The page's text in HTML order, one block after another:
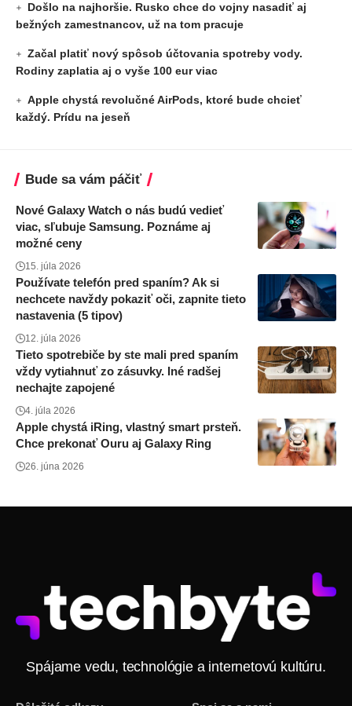
Došlo na najhoršie. Rusko chce do vojny nasadiť aj
bežných zamestnancov, už na tom pracuje
Začal platiť nový spôsob účtovania spotreby vody.
Rodiny zaplatia aj o vyše 100 eur viac
Apple chystá revolučné AirPods, ktoré bude chcieť
každý. Prídu na jeseň
Bude sa vám páčiť
Nové Galaxy Watch o nás budú vedieť
viac, sľubuje Samsung. Poznáme aj
možné ceny
15. júla 2026
Používate telefón pred spaním? Ak si
nechcete navždy pokaziť oči, zapnite tieto
nastavenia (5 tipov)
12. júla 2026
Tieto spotrebiče by ste mali pred spaním
vždy vytiahnuť zo zásuvky. Iné radšej
nechajte zapojené
4. júla 2026
Apple chystá iRing, vlastný smart prsteň.
Chce prekonať Ouru aj Galaxy Ring
26. júna 2026
Spájame vedu, technológie a internetovú kultúru.